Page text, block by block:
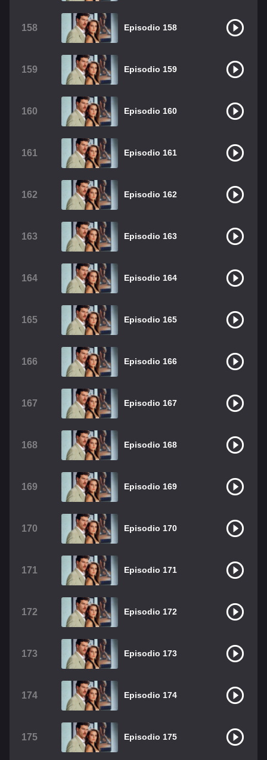
158 Episodio 158
159 Episodio 159
160 Episodio 160
161 Episodio 161
162 Episodio 162
163 Episodio 163
164 Episodio 164
165 Episodio 165
166 Episodio 166
167 Episodio 167
168 Episodio 168
169 Episodio 169
170 Episodio 170
171 Episodio 171
172 Episodio 172
173 Episodio 173
174 Episodio 174
175 Episodio 175